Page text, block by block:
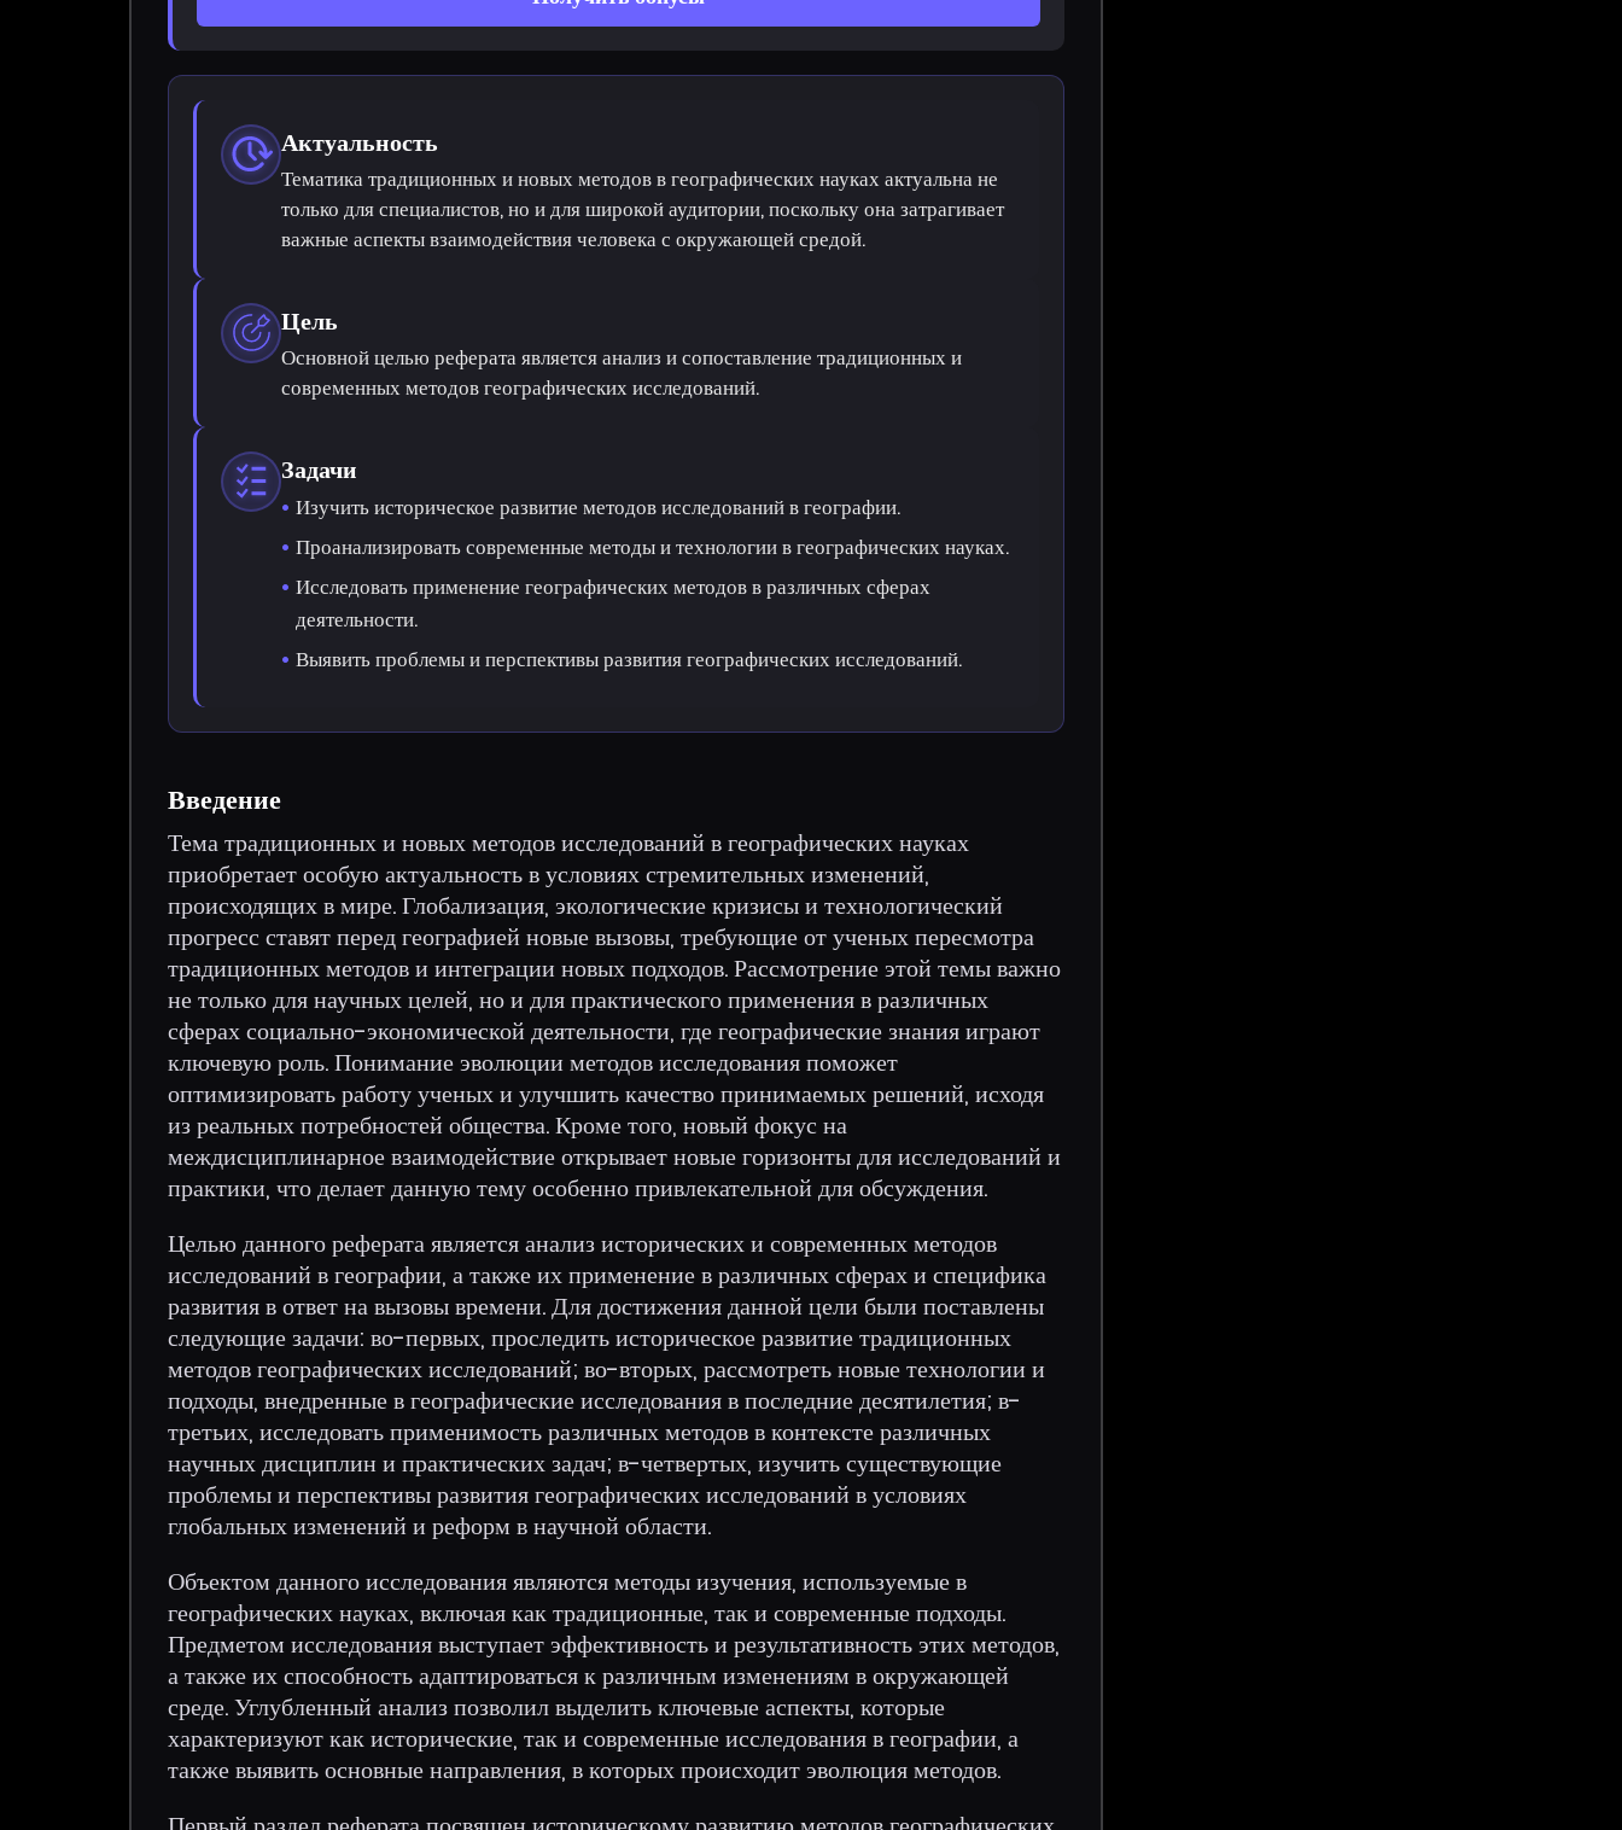
Актуальность
Тематика традиционных и новых методов в географических науках актуальна не
только для специалистов, но и для широкой аудитории, поскольку она затрагивает
важные аспекты взаимодействия человека с окружающей средой.
Цель
Основной целью реферата является анализ и сопоставление традиционных и
современных методов географических исследований.
Задачи
Изучить историческое развитие методов исследований в географии.
Проанализировать современные методы и технологии в географических науках.
Исследовать применение географических методов в различных сферах
деятельности.
Выявить проблемы и перспективы развития географических исследований.
Введение
Тема традиционных и новых методов исследований в географических науках
приобретает особую актуальность в условиях стремительных изменений,
происходящих в мире. Глобализация, экологические кризисы и технологический
прогресс ставят перед географией новые вызовы, требующие от ученых пересмотра
традиционных методов и интеграции новых подходов. Рассмотрение этой темы важно
не только для научных целей, но и для практического применения в различных
сферах социально-экономической деятельности, где географические знания играют
ключевую роль. Понимание эволюции методов исследования поможет
оптимизировать работу ученых и улучшить качество принимаемых решений, исходя
из реальных потребностей общества. Кроме того, новый фокус на
междисциплинарное взаимодействие открывает новые горизонты для исследований и
практики, что делает данную тему особенно привлекательной для обсуждения.
Целью данного реферата является анализ исторических и современных методов
исследований в географии, а также их применение в различных сферах и специфика
развития в ответ на вызовы времени. Для достижения данной цели были поставлены
следующие задачи: во-первых, проследить историческое развитие традиционных
методов географических исследований; во-вторых, рассмотреть новые технологии и
подходы, внедренные в географические исследования в последние десятилетия; в-
третьих, исследовать применимость различных методов в контексте различных
научных дисциплин и практических задач; в-четвертых, изучить существующие
проблемы и перспективы развития географических исследований в условиях
глобальных изменений и реформ в научной области.
Объектом данного исследования являются методы изучения, используемые в
географических науках, включая как традиционные, так и современные подходы.
Предметом исследования выступает эффективность и результативность этих методов,
а также их способность адаптироваться к различным изменениям в окружающей
среде. Углубленный анализ позволил выделить ключевые аспекты, которые
характеризуют как исторические, так и современные исследования в географии, а
также выявить основные направления, в которых происходит эволюция методов.